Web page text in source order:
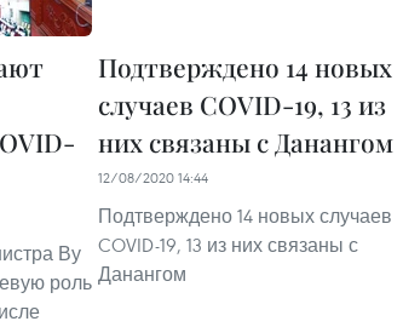
Ву
роль
Подтверждено 14 новых
случаев COVID-19, 13 из
них связаны с Данангом
12/08/2020 14:44
Подтверждено 14 новых случаев
COVID-19, 13 из них связаны с
Данангом